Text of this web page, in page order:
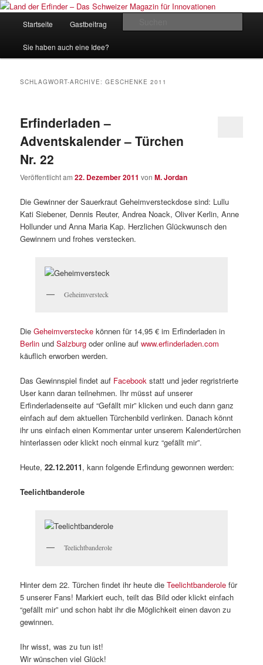
Zum
wechseln
Zum
wechselnLand der Erfinder – Das Schweizer
Startseite Gastbeitrag
Sie haben auch eine Idee?
SCHLAGWORT-ARCHIVE:GESCHENKE 2011
Erfinderladen –
Adventskalender – Türchen
Nr. 22
Veröffentlicht am22. Dezember 2011 vonM. Jordan
Die Gewinner der Sauerkraut Geheimversteckdose sind: Lullu
Kati Siebener, Dennis Reuter, Andrea Noack, Oliver Kerlin, Anne
Hollunder und Anna Maria Kap. Herzlichen Glückwunsch den
Gewinnern und frohes verstecken.
Geheimversteck
DieGeheimverstecke können für 14,95 € im Erfinderladen in
Berlin undSalzburg oder online aufwww.erfinderladen.com
käuflich erworben werden.
Das Gewinnspiel findet auf Facebook statt und jeder regristrierte
User kann daran teilnehmen. Ihr müsst auf unserer
Erfinderladenseite auf “Gefällt mir” klicken und euch dann ganz
einfach auf dem aktuellen Türchenbild verlinken. Danach könnt
ihr uns einfach einen Kommentar unter unserem Kalendertürchen
hinterlassen oder klickt noch einmal kurz “gefällt mir”.
Heute,22.12.2011, kann folgende Erfindung gewonnen werden:
Teelichtbanderole
Teelichtbanderole
Hinter dem 22. Türchen findet ihr heute dieTeelichtbanderole für
5 unserer Fans! Markiert euch, teilt das Bild oder klickt einfach
“gefällt mir” und schon habt ihr die Möglichkeit einen davon zu
gewinnen.
Ihr wisst, was zu tun ist!
Wir wünschen viel Glück!